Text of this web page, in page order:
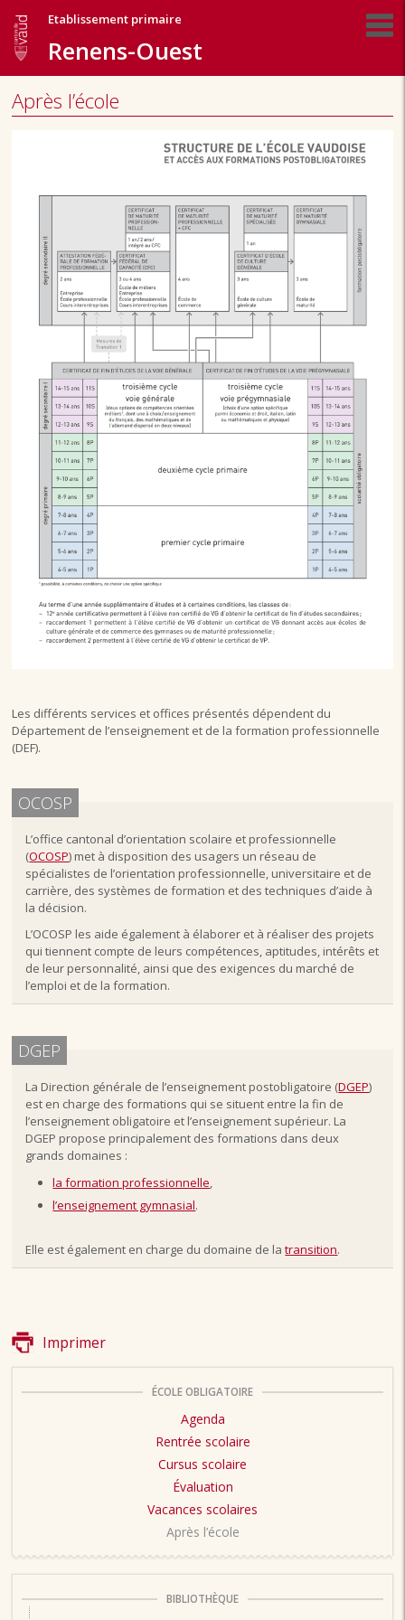
Etablissement primaire
Renens-Ouest
Après l’école
Les différents services et offices présentés dépendent du
Département de l’enseignement et de la formation professionnelle
(DEF).
OCOSP
L’office cantonal d’orientation scolaire et professionnelle
(OCOSP) met à disposition des usagers un réseau de
spécialistes de l’orientation professionnelle, universitaire et de
carrière, des systèmes de formation et des techniques d’aide à
la décision.
L’OCOSP les aide également à élaborer et à réaliser des projets
qui tiennent compte de leurs compétences, aptitudes, intérêts et
de leur personnalité, ainsi que des exigences du marché de
l’emploi et de la formation.
DGEP
La Direction générale de l’enseignement postobligatoire (DGEP)
est en charge des formations qui se situent entre la fin de
l’enseignement obligatoire et l’enseignement supérieur. La
DGEP propose principalement des formations dans deux
grands domaines :
la formation professionnelle,
l’enseignement gymnasial.
Elle est également en charge du domaine de latransition.
Imprimer
ÉCOLE OBLIGATOIRE
Agenda
Rentrée scolaire
Cursus scolaire
Évaluation
Vacances scolaires
Après l’école
BIBLIOTHÈQUE